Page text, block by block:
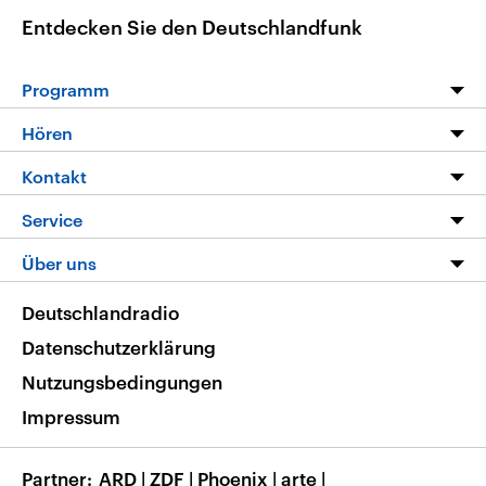
Entdecken Sie den Deutschlandfunk
Programm
Programm
Die Nachrichten
Nachrichtenleicht
Neue Beiträge auf dlf.de
Hören
Livestream
Podcasts
Deutschlandfunk App
Nachrichten App
Frequenzen
Kontakt
Hörerservice
Service
FAQ
Veranstaltungen
Musikliste
RSS
Über uns
Barrierefreiheit
Deutschlandradio
Datenschutzerklärung
Nutzungsbedingungen
Impressum
Partner ARD | ZDF | Phoenix | arte |